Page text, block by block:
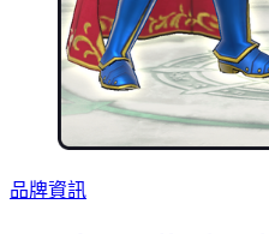
品牌資訊